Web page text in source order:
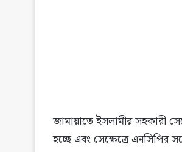
জামায়াতে ইসলামীর সহকারী
হচ্ছে এবং সেক্ষেত্রে এনসিপির